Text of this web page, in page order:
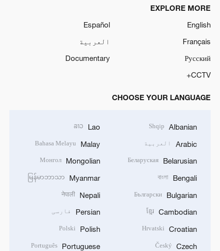
EXPLORE MORE
English
Español
Français
العربية
Русский
Documentary
CCTV+
CHOOSE YOUR LANGUAGE
Albanian
Shqip
Arabic العربية
Belarusian
Беларуская
Bengali
বাংলা
Bulgarian
Български
Cambodian
ខ្មែរ
Croatian
Hrvatski
Czech
Český
Lao
ລາວ
Malay
Bahasa Melayu
Mongolian
Монгол
Myanmar
မြန်မာဘာသာ
Nepali
नेपाली
Persian فارسی
Polish
Polski
Portuguese
Português